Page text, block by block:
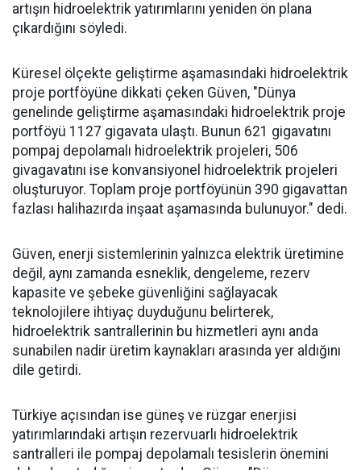
artışın hidroelektrik yatırımlarını yeniden ön plana
çıkardığını söyledi.
Küresel ölçekte geliştirme aşamasındaki hidroelektrik
proje portföyüne dikkati çeken Güven, "Dünya
genelinde geliştirme aşamasındaki hidroelektrik proje
portföyü 1127 gigavata ulaştı. Bunun 621 gigavatını
pompaj depolamalı hidroelektrik projeleri, 506
givagavatını ise konvansiyonel hidroelektrik projeleri
oluşturuyor. Toplam proje portföyünün 390 gigavattan
fazlası halihazırda inşaat aşamasında bulunuyor." dedi.
Güven, enerji sistemlerinin yalnızca elektrik üretimine
değil, aynı zamanda esneklik, dengeleme, rezerv
kapasite ve şebeke güvenliğini sağlayacak
teknolojilere ihtiyaç duyduğunu belirterek,
hidroelektrik santrallerinin bu hizmetleri aynı anda
sunabilen nadir üretim kaynakları arasında yer aldığını
dile getirdi.
Türkiye açısından ise güneş ve rüzgar enerjisi
yatırımlarındaki artışın rezervuarlı hidroelektrik
santralleri ile pompaj depolamalı tesislerin önemini